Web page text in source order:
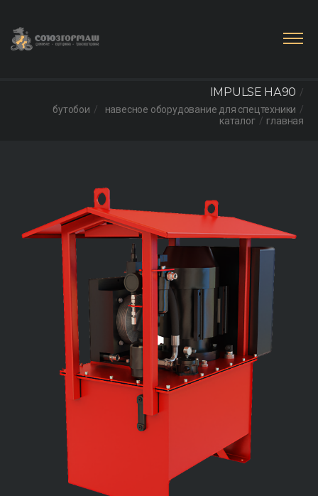
главная
каталог
навесное оборудование для спецтехники
бутобои
IMPULSE НА90